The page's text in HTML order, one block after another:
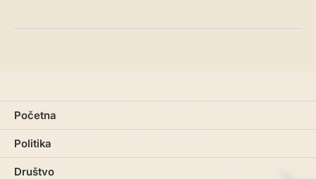
Početna
Politika
Društvo